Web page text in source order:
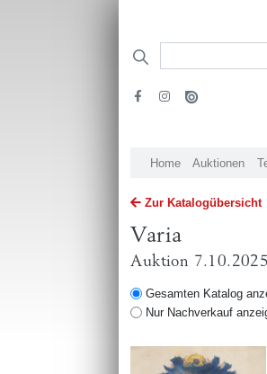
Home Auktionen
Zur Katalogübersicht
Varia
Auktion
Gesamten Katalog
Nur Nachverkauf